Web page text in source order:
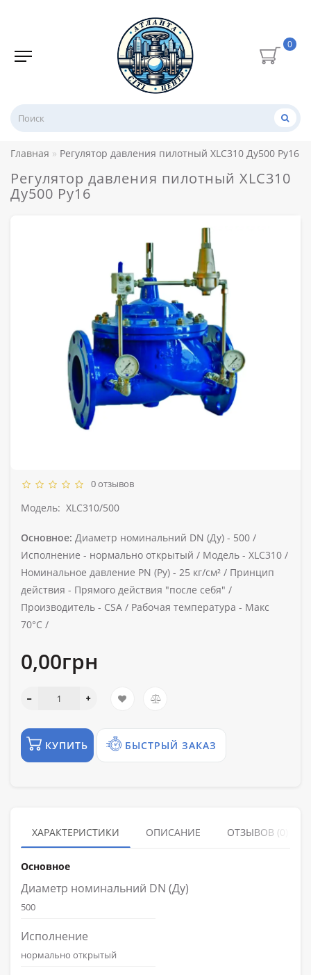
0
Главная Регулятор давления пилотный XLC310 Ду500 Ру16
Регулятор давления пилотный XLC310
Ду500 Ру16
0 отзывов
Модель: XLC310/500
Основное: Диаметр номинальний DN (Ду) - 500 /
Исполнение - нормально открытый / Модель - XLC310 /
Номинальное давление PN (Ру) - 25 кг/см² / Принцип
действия - Прямого действия "после себя" /
Производитель - CSA / Рабочая температура - Макс
70°С /
0,00грн
КУПИТЬ БЫСТРЫЙ ЗАКАЗ
ХАРАКТЕРИСТИКИ ОПИСАНИЕ ОТЗЫВОВ (0)
Основное
Диаметр номинальний DN (Ду)
500
Исполнение
нормально открытый